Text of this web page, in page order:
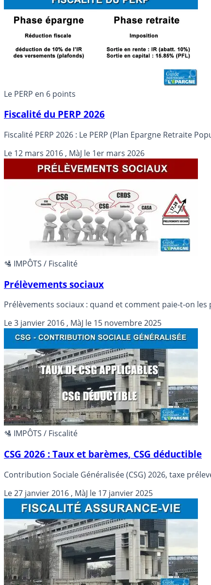
Le PERP en 6 points
Fiscalité du PERP 2026
Fiscalité PERP 2026 : Le PERP (Plan Epargne Retraite
Le 12 mars 2016 , MàJ le 1er mars 2026
🛂 IMPÔTS / Fiscalité
Prélèvements sociaux
Prélèvements sociaux : quand et comment paie-t-on
Le3 janvier 2016, MàJ le 15 novembre 2025
🛂 IMPÔTS / Fiscalité
CSG 2026 : Taux et barèmes, CSG déductible
Contribution Sociale Généralisée
Le27 janvier 2016 , MàJ le 17 janvier 2025